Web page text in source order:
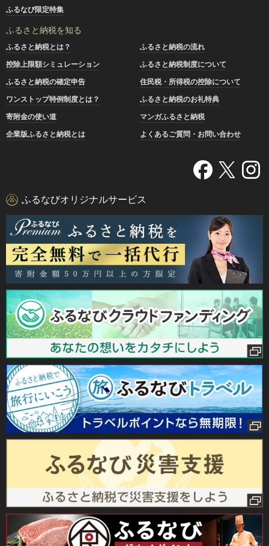
ふるなび限定特集
ふるさと納税を知る
ふるさと納税とは？
ふるさと納税の流れ
控除上限額シミュレーション
ふるさと納税制度について
ふるさと納税の確定申告
住民税・所得税の控除について
ワンストップ特例制度とは？
ふるさと納税のお礼特典
寄附金の使い道
マンガふるさと納税
企業版ふるさと納税とは
よくあるご質問・お問い合わせ
ふるなびオリジナルサービス